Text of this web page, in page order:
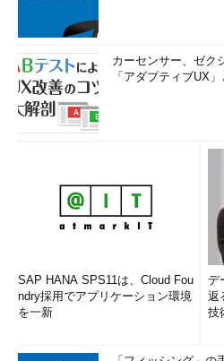
カーセンサー、ゼク
「アダプティブUX
SAP HANA SPS11は、Cloud Fou
ndry採用でアプリケーション環境
を一新
デ
返
技